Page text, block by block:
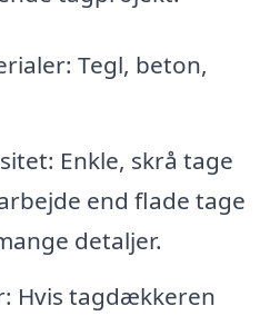
Tegl, beton,
Enkle, skrå tage
end flade tage
detaljer.
Hvis tagdækkeren